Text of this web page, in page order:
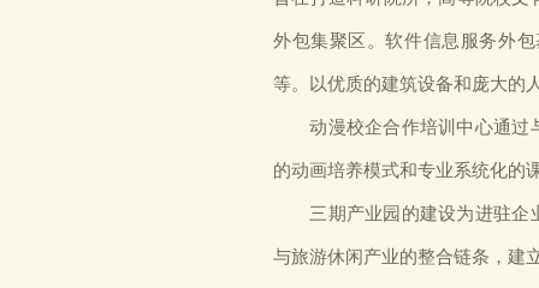
外包集聚区。软件信息服务外
等。以优质的建筑设备和庞大的
动漫校企合作培训中心通过与
的动画培养模式和专业系统化的
三期产业园的建设为进驻企业
与旅游休闲产业的整合链条，建